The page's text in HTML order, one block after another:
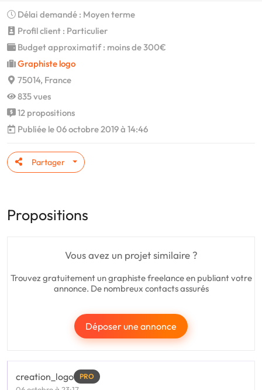
Délai demandé : Moyen terme
Profil client : Particulier
Budget approximatif : moins de 300€
Graphiste logo
75014, France
835 vues
12 propositions
Publiée le 06 octobre 2019 à 14:46
Partager
Propositions
Vous avez un projet similaire ?
Trouvez gratuitement un graphiste freelance en publiant votre
annonce. De nombreux contacts assurés
Déposer une annonce
creation_logo PRO